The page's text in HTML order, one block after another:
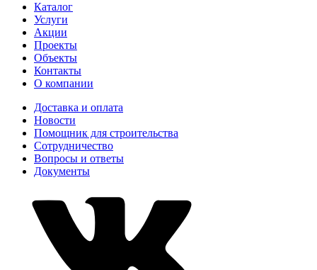
Каталог
Услуги
Акции
Проекты
Объекты
Контакты
О компании
Доставка и оплата
Новости
Помощник для строительства
Сотрудничество
Вопросы и ответы
Документы